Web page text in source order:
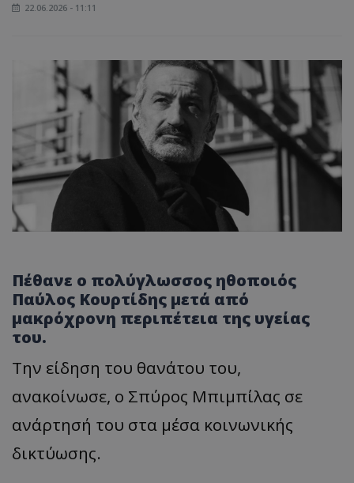
22.06.2026 - 11:11
Πέθανε ο πολύγλωσσος ηθοποιός
Παύλος Κουρτίδης μετά από
μακρόχρονη περιπέτεια της υγείας
του.
Την είδηση του θανάτου του,
ανακοίνωσε, ο Σπύρος Μπιμπίλας σε
ανάρτησή του στα μέσα κοινωνικής
δικτύωσης.